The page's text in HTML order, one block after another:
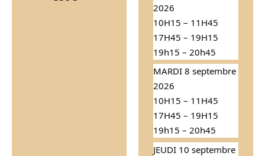
2026
10H15 – 11H45
17H45 – 19H15
19h15 – 20h45
MARDI 8 septembre
2026
10H15 – 11H45
17H45 – 19H15
19h15 – 20h45
JEUDI 10 septembre